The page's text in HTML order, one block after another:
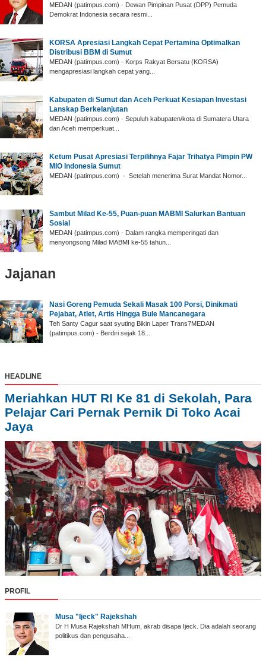
‎MEDAN (patimpus.com) - Dewan Pimpinan Pusat (DPP) Pemuda
Demokrat Indonesia secara resmi...
‎KORSA Apresiasi Langkah Cepat Pertamina Optimalkan
Distribusi BBM di Sumut
‎MEDAN (patimpus.com) - Korps Rakyat Bersatu (KORSA)
mengapresiasi langkah cepat yang...
Kabupaten di Sumut dan Aceh Perkuat Kesiapan Investasi
Lanskap Berkelanjutan
MEDAN (patimpus.com) - Sepuluh kabupaten/kota di Sumatera Utara
dan Aceh memperkuat...
‎Ketum Pusat Apresiasi Terpilihnya Fajar Trihatya Pimpin PW
MIO Indonesia Sumut
‎MEDAN (patimpus.com) - Setelah menerima Surat Mandat Nomor...
‎Sambut Milad Ke-55, Puan-puan MABMI Salurkan Bantuan
Sosial
‎MEDAN (patimpus.com) - Dalam rangka memperingati dan
menyongsong Milad MABMI ke-55 tahun...
Jajanan
Nasi Goreng Pemuda Sekali Masak 100 Porsi, Dinikmati
Pejabat, Atlet, Artis Hingga Bule Mancanegara
Teh Santy Cagur saat syuting Bikin Laper Trans7MEDAN
(patimpus.com) - Berdiri sejak 18...
HEADLINE
Meriahkan HUT RI Ke 81 di Sekolah, Para
Pelajar Cari Pernak Pernik Di Toko Acai
Jaya
PROFIL
Musa "Ijeck" Rajekshah
Dr H Musa Rajekshah MHum, akrab disapa Ijeck. Dia adalah seorang
politikus dan pengusaha...